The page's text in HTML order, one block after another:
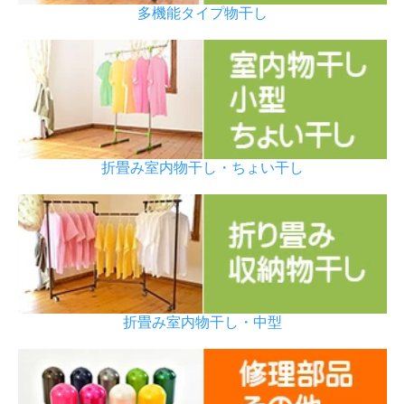
多機能タイプ物干し
折畳み室内物干し・ちょい干し
折畳み室内物干し・中型